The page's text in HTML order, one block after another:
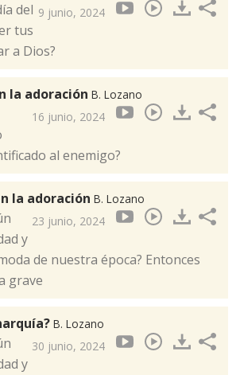
9 junio, 2024
del
tus
a Dios?
la adoración B. Lozano
16 junio, 2024
al enemigo?
la adoración B. Lozano
23 junio, 2024
y
de nuestra época? Entonces
grave
B. Lozano
30 junio, 2024
y